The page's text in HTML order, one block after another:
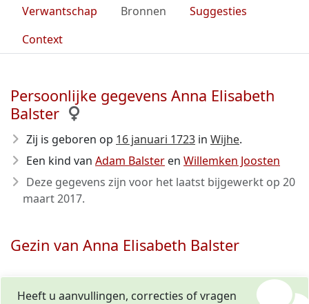
Verwantschap
Bronnen
Suggesties
Context
Persoonlijke gegevens Anna Elisabeth
Balster
Zij is geboren op 16 januari 1723 in Wijhe.
Een kind van Adam Balster en Willemken Joosten
Deze gegevens zijn voor het laatst bijgewerkt op 20
maart 2017.
Gezin van Anna Elisabeth Balster
Heeft u aanvullingen, correcties of vragen